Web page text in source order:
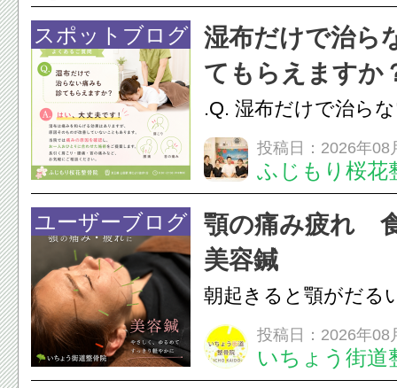
スポットブログ
湿布だけで治ら
てもらえますか
.Q. 湿布だけで治ら
らえますか？A. はい
湿布は痛みを和らげ
すが、原因そのもの
いこともあります。
原因を確認し、お一
投稿日：2026年08
ふじもり桜花
ユーザーブログ
顎の痛み疲れ
美容鍼
朝起きると顎がだる
ありませんか？無意
は、顎の痛みや疲れ
投稿日：2026年08
いちょう街道